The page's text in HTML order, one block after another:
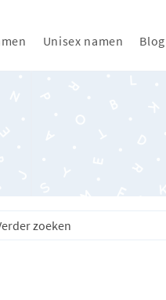
Unisex namen Blog